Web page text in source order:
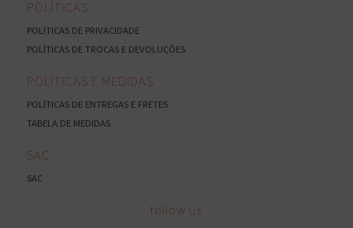
POLÍTICAS
POLÍTICAS DE PRIVACIDADE
POLÍTICAS DE TROCAS E DEVOLUÇÕES
POLÍTICAS E MEDIDAS
POLÍTICAS DE ENTREGAS E FRETES
TABELA DE MEDIDAS
SAC
SAC
follow us